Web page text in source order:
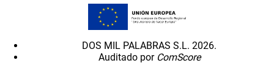
DOS MIL PALABRAS S.L. 2026.
Auditado por ComScore